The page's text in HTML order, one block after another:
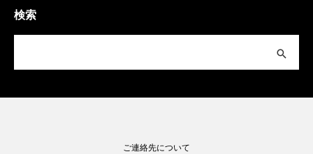
検索
ご連絡先について